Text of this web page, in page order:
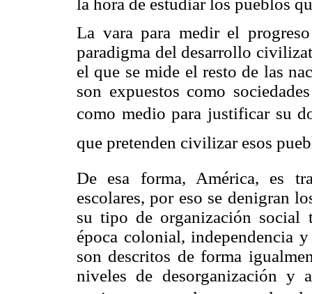
La vara para medir el
paradigma del desarrollo
el que se mide el resto de las
son expuestos como
como medio para justificar su
que pretenden civilizar esos
De esa forma, América, es
escolares, por eso se denigran
su tipo de organización social
época colonial, independencia
son descritos de forma
niveles de desorganización y